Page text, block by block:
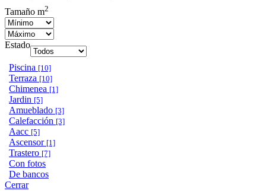
Tamaño m2
Estado
Piscina [10]
Terraza [10]
Chimenea [1]
Jardin [5]
Amueblado [3]
Calefacción [3]
Aacc [5]
Ascensor [1]
Trastero [7]
Con fotos
De bancos
Cerrar